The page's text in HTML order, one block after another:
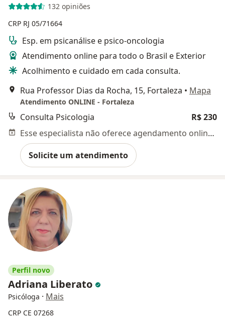
132 opiniões
CRP RJ 05/71664
Esp. em psicanálise e psico-oncologia
Atendimento online para todo o Brasil e Exterior
Acolhimento e cuidado em cada consulta.
Rua Professor Dias da Rocha, 15, Fortaleza • Mapa
Atendimento ONLINE - Fortaleza
Consulta Psicologia
R$ 230
Esse especialista não oferece agendamento online para esse endereço.
Solicite um atendimento
Perfil novo
Adriana Liberato
Psicóloga · Mais
CRP CE 07268